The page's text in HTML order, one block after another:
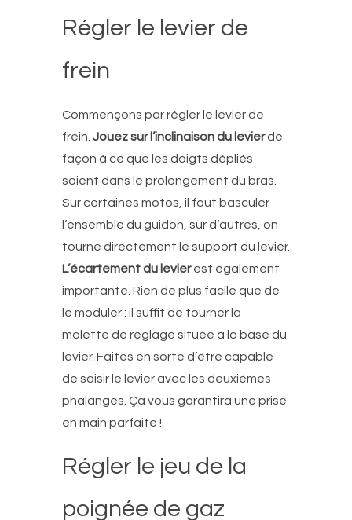
Régler le levier de
frein
Commençons par régler le levier de
frein. Jouez sur l’inclinaison du levierde
façon à ce que les doigts dépliés
soient dans le prolongement du bras.
Sur certaines motos, il faut basculer
l’ensemble du guidon, sur d’autres, on
tourne directement le support du levier.
L’écartement du levierest également
importante. Rien de plus facile que de
le moduler : il suffit de tourner la
molette de réglage située à la base du
levier. Faites en sorte d’être capable
de saisir le levier avec les deuxièmes
phalanges. Ça vous garantira une prise
en main parfaite !
Régler le jeu de la
poignée de gaz